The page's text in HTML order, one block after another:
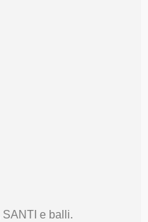
SANTI e balli.